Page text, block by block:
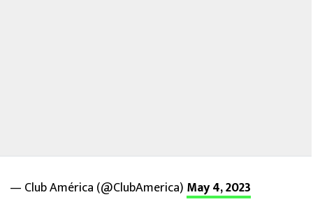
— Club América (@ClubAmerica) May 4, 2023